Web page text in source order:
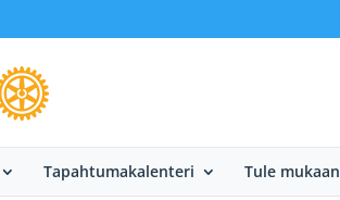
Tapahtumakalenteri Tule mukaan